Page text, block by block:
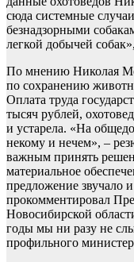
сюда системные
безнадзорными
легкой добычей
По мнению Николая
по сохранению
Оплата труда
тысяч рублей,
и устарела. «На
некому и нечем», –
важным принять
материальное
предложение звучало
прокомментировал
Новосибирской
годы мы ни разу не
профильного